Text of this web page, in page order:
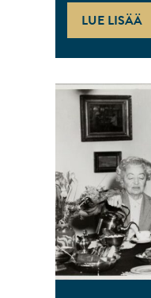
LUE LISÄÄ